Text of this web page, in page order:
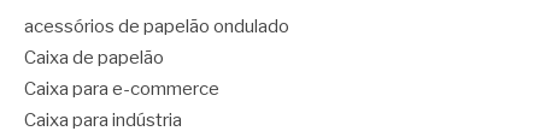
acessórios de papelão ondulado
Caixa de papelão
Caixa para e-commerce
Caixa para indústria